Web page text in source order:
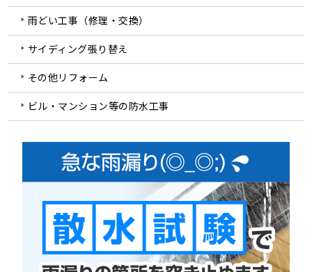
雨どい工事（修理・交換）
サイディング張り替え
その他リフォーム
ビル・マンション等の防水工事